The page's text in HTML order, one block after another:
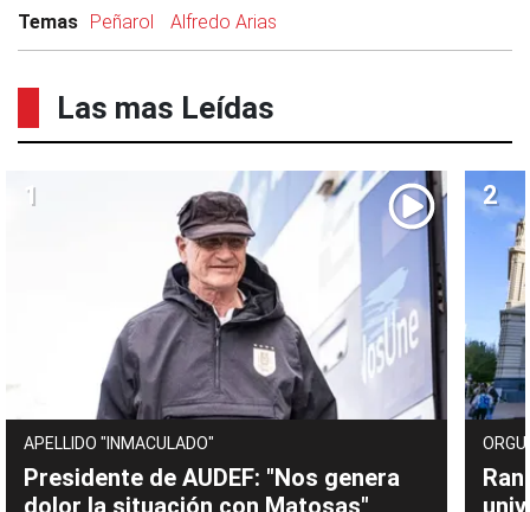
Temas Peñarol Alfredo Arias
Las mas Leídas
APELLIDO "INMACULADO"
Presidente de AUDEF: "Nos genera
dolor la situación con Matosas"